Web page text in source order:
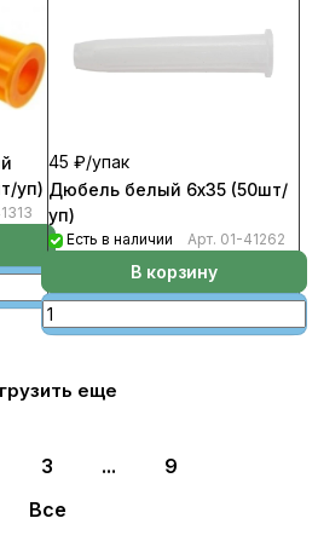
уп)
45 ₽/упак
Дюбель белый 6х35 (50шт/
уп)
Есть в наличии Арт. 01-41262
В корзину
еще
3 ...
9
Все